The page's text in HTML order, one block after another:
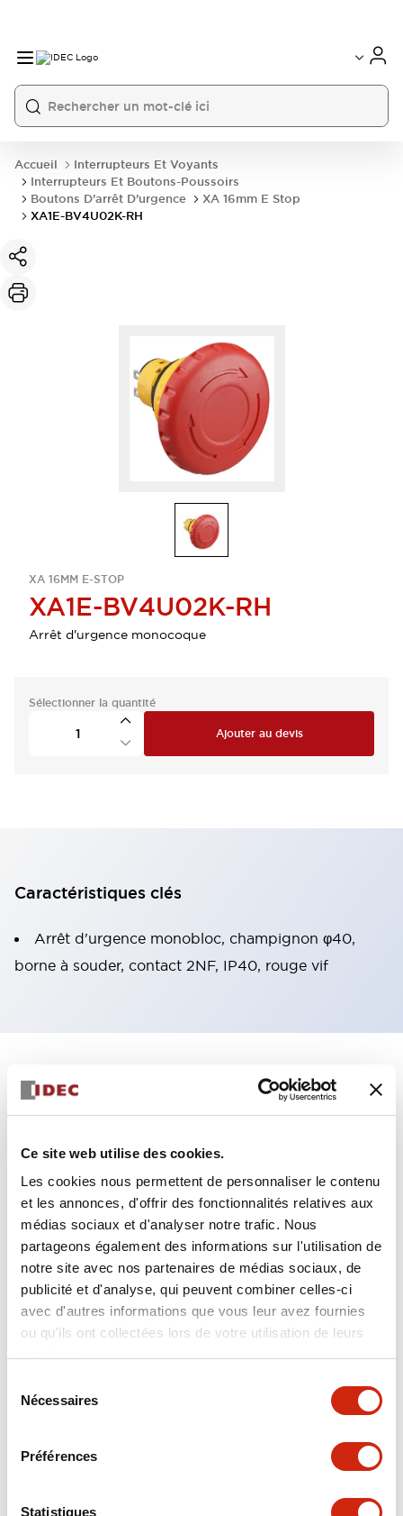
Ce site web utilise des cookies.
Les cookies nous permettent de personnaliser le contenu
et les annonces, d'offrir des fonctionnalités relatives aux
médias sociaux et d'analyser notre trafic. Nous
partageons également des informations sur l'utilisation de
notre site avec nos partenaires de médias sociaux, de
publicité et d'analyse, qui peuvent combiner celles-ci
avec d'autres informations que vous leur avez fournies
ou qu'ils ont collectées lors de votre utilisation de leurs
Nécessaires
Préférences
Statistiques
Accueil
Interrupteurs Et Voyants
Interrupteurs Et Boutons-Poussoirs
Boutons D’arrêt D’urgence
XA 16mm E Stop
XA1E-BV4U02K-RH
XA 16MM E-STOP
XA1E-BV4U02K-RH
Arrêt d'urgence monocoque
Sélectionner la quantité
Ajouter au devis
Caractéristiques clés
Arrêt d'urgence monobloc, champignon φ40,
borne à souder, contact 2NF, IP40, rouge vif
Spécifications Tout développer +
Aesthetic Specifications
Documents et fichiers
Catalogues Et Brochures Fiche Technique
SAPEN01A-D005D058-X.pdf